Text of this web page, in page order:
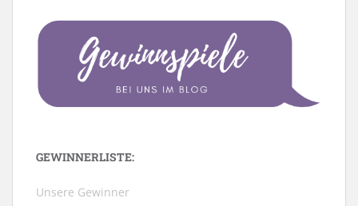
GEWINNERLISTE:
Unsere Gewinner